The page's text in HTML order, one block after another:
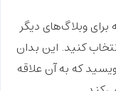
برای وبلاگ‌های دیگر
کنید. این بدان
که به آن علاقه